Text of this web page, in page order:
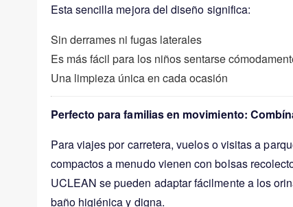
Esta sencilla mejora del diseño significa:
Sin derrames ni fugas laterales
Es más fácil para los niños sentarse
Una limpieza única en cada ocasión
Perfecto para familias en movimiento:
Para viajes por carretera, vuelos o visitas a
compactos a menudo vienen con bolsas
UCLEAN se pueden adaptar fácilmente a los
baño higiénica y digna.